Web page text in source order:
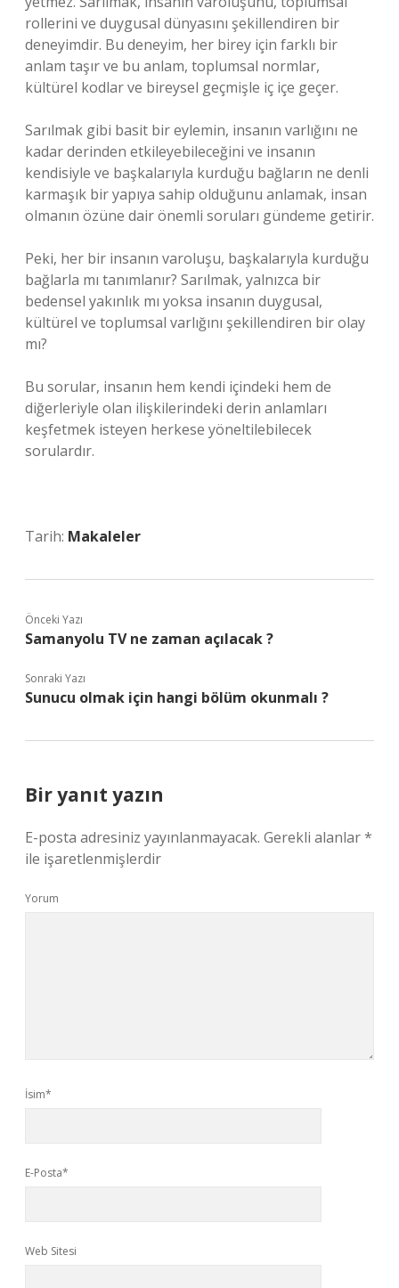
rollerini ve duygusal dünyasını şekillendiren bir
deneyimdir. Bu deneyim, her birey için farklı bir
anlam taşır ve bu anlam, toplumsal normlar,
kültürel kodlar ve bireysel geçmişle iç içe geçer.
Sarılmak gibi basit bir eylemin, insanın varlığını ne
kadar derinden etkileyebileceğini ve insanın
kendisiyle ve başkalarıyla kurduğu bağların ne denli
karmaşık bir yapıya sahip olduğunu anlamak, insan
olmanın özüne dair önemli soruları gündeme getirir.
Peki, her bir insanın varoluşu, başkalarıyla kurduğu
bağlarla mı tanımlanır? Sarılmak, yalnızca bir
bedensel yakınlık mı yoksa insanın duygusal,
kültürel ve toplumsal varlığını şekillendiren bir olay
mı?
Bu sorular, insanın hem kendi içindeki hem de
diğerleriyle olan ilişkilerindeki derin anlamları
keşfetmek isteyen herkese yöneltilebilecek
sorulardır.
Tarih: Makaleler
Önceki Yazı
Samanyolu TV ne zaman açılacak ?
Sonraki Yazı
Sunucu olmak için hangi bölüm okunmalı ?
Bir yanıt yazın
E-posta adresiniz yayınlanmayacak. Gerekli alanlar*
ile işaretlenmişlerdir
Yorum
İsim*
E-Posta*
Web Sitesi